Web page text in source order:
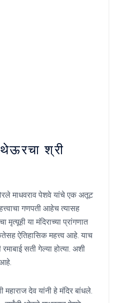
श्री
माधवराव पेशवे यांचे एक अतूट
गणपती आहेच त्यासह
मृत्यूही या मंदिराच्या प्रांगणात
ऐतिहासिक महत्त्व आहे. याच
रमाबाई सती गेल्या होत्या. अशी
आहे.
देव यांनी हे मंदिर बांधले.